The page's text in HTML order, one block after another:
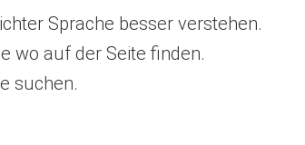
Sprache besser verstehen.
wo auf der Seite finden.
suchen.